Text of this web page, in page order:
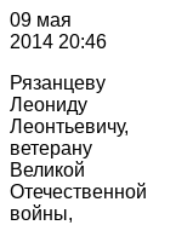
09 мая
2014 20:46
Рязанцеву
Леониду
Леонтьевичу,
ветерану
Великой
Отечественной
войны,